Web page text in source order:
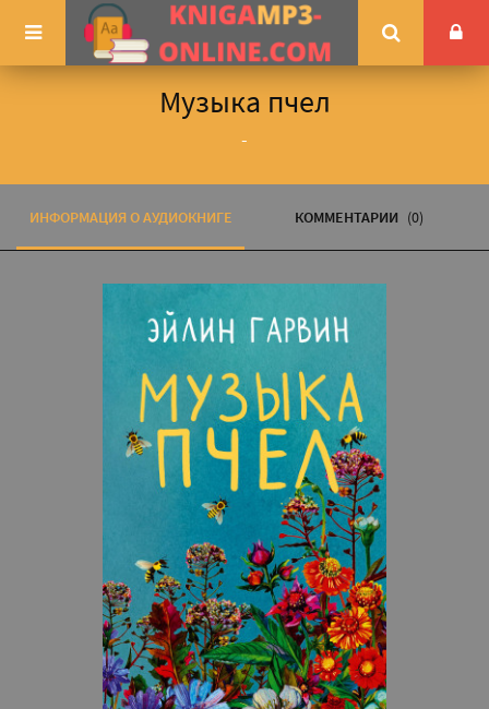
Музыка пчел
-
ИНФОРМАЦИЯ О АУДИОКНИГЕ КОММЕНТАРИИ (0)